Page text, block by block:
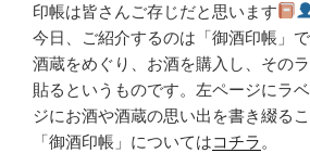
印帳は皆さんご存じだと思います
今日、ご紹介するのは「御酒印帳」
酒蔵をめぐり、お酒を購入し、その
貼るというものです。左ページにラ
ジにお酒や酒蔵の思い出を書き綴るこ
「御酒印帳」についてはコチラ 。